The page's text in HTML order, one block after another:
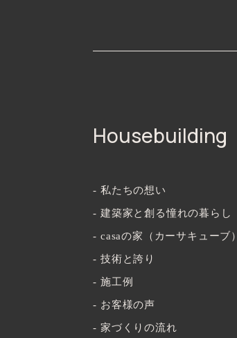
Housebuilding
- 私たちの想い
- 建築家と創る憧れの暮らし
- casaの家（カーサキューブ）
- 技術と誇り
- 施工例
- お客様の声
- 家づくりの流れ